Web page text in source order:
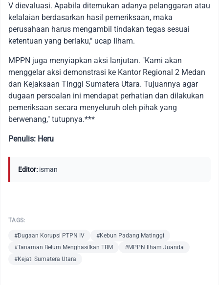
V dievaluasi. Apabila ditemukan adanya pelanggaran atau
kelalaian berdasarkan hasil pemeriksaan, maka
perusahaan harus mengambil tindakan tegas sesuai
ketentuan yang berlaku," ucap Ilham.
MPPN juga menyiapkan aksi lanjutan. "Kami akan
menggelar aksi demonstrasi ke Kantor Regional 2 Medan
dan Kejaksaan Tinggi Sumatera Utara. Tujuannya agar
dugaan persoalan ini mendapat perhatian dan dilakukan
pemeriksaan secara menyeluruh oleh pihak yang
berwenang," tutupnya.***
Penulis: Heru
Editor: isman
TAGS:
#Dugaan Korupsi PTPN IV
#Kebun Padang Matinggi
#Tanaman Belum Menghasilkan TBM
#MPPN Ilham Juanda
#Kejati Sumatera Utara